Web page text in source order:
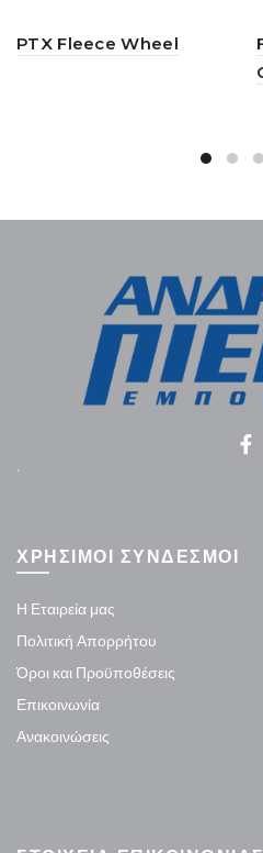
PTX Fleece Wheel
.
ΧΡΗΣΙΜΟΙ ΣΥΝΔΕΣΜΟΙ
Η Εταιρεία μας
Πολιτική Απορρήτου
Όροι και Προϋποθέσεις
Επικοινωνία
Ανακοινώσεις